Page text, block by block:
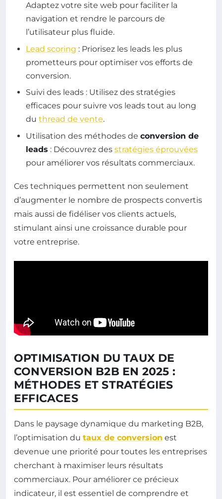
Adaptez votre site web pour faciliter la
navigation et rendre le parcours de
l’utilisateur plus fluide.
Lead scoring : Priorisez les leads les plus
prometteurs pour optimiser vos efforts de
conversion.
Suivi des leads : Utilisez des stratégies
efficaces pour suivre vos leads tout au long
du thread de vente.
Utilisation des méthodes de conversion de
leads : Découvrez des stratégies éprouvées
pour améliorer vos résultats commerciaux.
Ces techniques permettent non seulement
d’augmenter le nombre de prospects convertis
mais aussi de fidéliser vos clients actuels,
stimulant ainsi une croissance durable pour
votre entreprise.
OPTIMISATION DU TAUX DE
CONVERSION B2B EN 2025 :
MÉTHODES ET STRATÉGIES
EFFICACES
Dans le paysage dynamique du marketing B2B,
l’optimisation du taux de conversion est
devenue une priorité pour toutes les entreprises
cherchant à maximiser leurs résultats
commerciaux. Pour améliorer ce précieux
indicateur, il est essentiel de comprendre et